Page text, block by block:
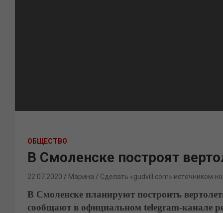
ОБЩЕСТВО
В Смоленске построят
22.07.2020 Марина Сделать «gudvill.com» источником
В Смоленске планируют построить
сообщают в официальном telegram-канале